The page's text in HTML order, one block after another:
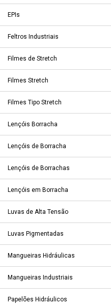
EPIs
Feltros Industriais
Filmes de Stretch
Filmes Stretch
Filmes Tipo Stretch
Lençóis Borracha
Lençóis de Borracha
Lençóis de Borrachas
Lençóis em Borracha
Luvas de Alta Tensão
Luvas Pigmentadas
Mangueiras Hidráulicas
Mangueiras Industriais
Papelões Hidráulicos